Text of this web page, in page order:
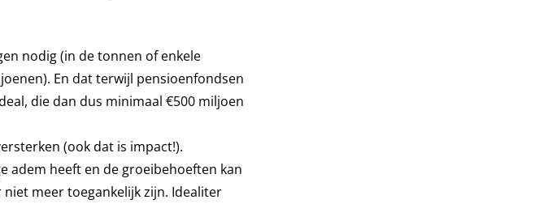
nodig (in de tonnen of enkele
En dat terwijl pensioenfondsen
die dan dus minimaal €500 miljoen
(ook dat is impact!).
adem heeft en de groeibehoeften kan
meer toegankelijk zijn. Idealiter